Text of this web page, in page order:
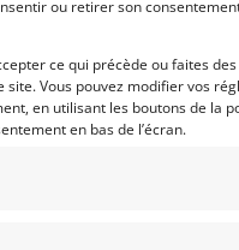
ou retirer son
ce qui précède ou faites
site. Vous pouvez modifier vos
en utilisant les boutons de la
en bas de l’écran.
tous périmés, et il
un prototype de sport